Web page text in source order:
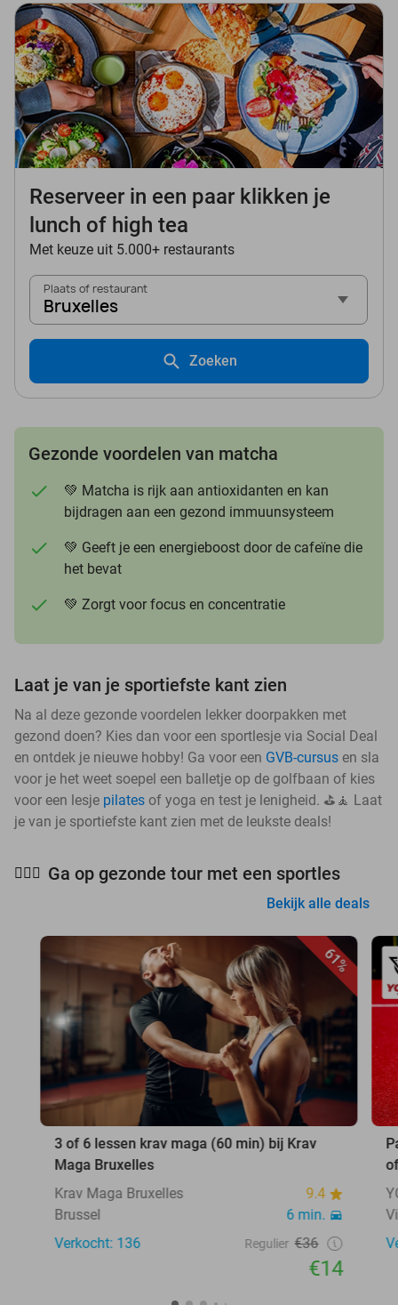
Reserveer in een paar klikken je
lunch of high tea
Met keuze uit 5.000+ restaurants
Plaats of restaurant
Bruxelles
Zoeken
Gezonde voordelen van matcha
💚 Matcha is rijk aan antioxidanten en kan
bijdragen aan een gezond immuunsysteem
💚 Geeft je een energieboost door de cafeïne die
het bevat
💚 Zorgt voor focus en concentratie
Laat je van je sportiefste kant zien
Na al deze gezonde voordelen lekker doorpakken met
gezond doen? Kies dan voor een sportlesje via Social Deal
en ontdek je nieuwe hobby! Ga voor een GVB-cursus en sla
voor je het weet soepel een balletje op de golfbaan of kies
voor een lesje pilates of yoga en test je lenigheid. ⛳🧘 Laat
je van je sportiefste kant zien met de leukste deals!
🧘🏻‍♀️ Ga op gezonde tour met een sportles
Bekijk alle deals
61%
3 of 6 lessen krav maga (60 min) bij Krav
Maga Bruxelles
Krav Maga Bruxelles
9.4
Brussel
6 min.
Verkocht: 136
Regulier €36
€14